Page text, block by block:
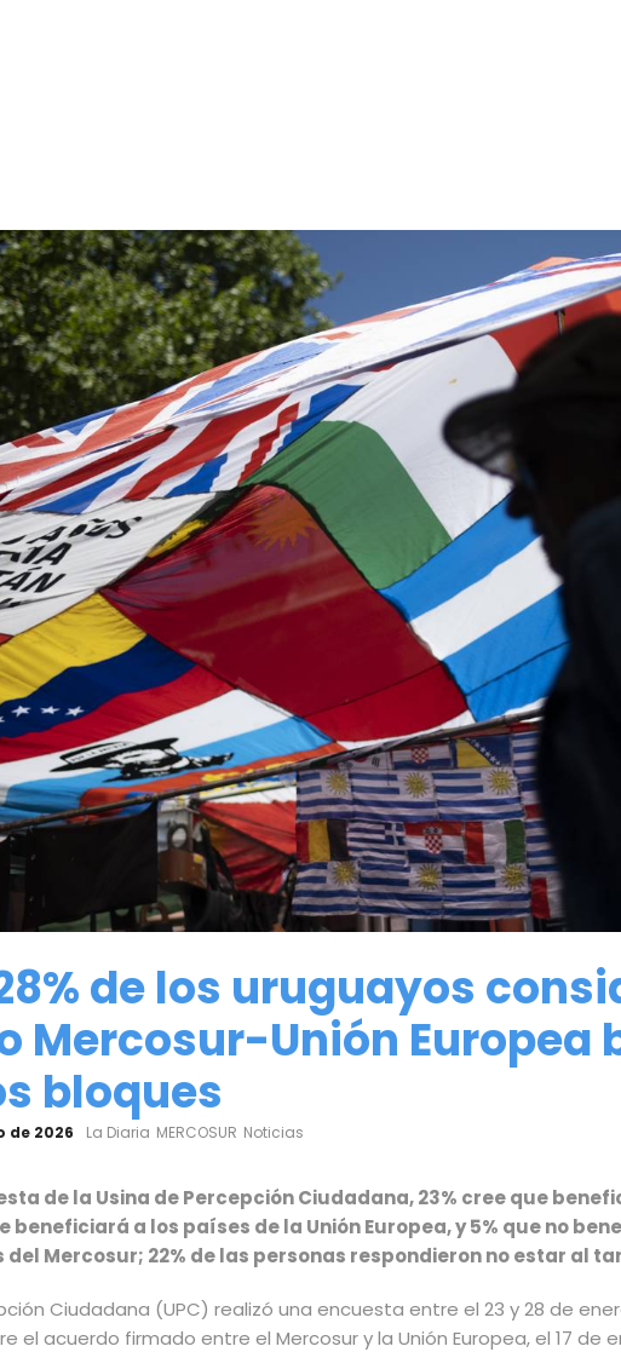
de los uruguayos
Mercosur-Unión Europea
bloques
de 2026 La Diaria MERCOSUR Noticias
de la Usina de Percepción Ciudadana, 23% cree que
beneficiará a los países de la Unión Europea, y 5% que no
del Mercosur; 22% de las personas respondieron no estar al
Ciudadana (UPC) realizó una encuesta entre el 23 y 28 de
el acuerdo firmado entre el Mercosur y la Unión Europea, el 17 de